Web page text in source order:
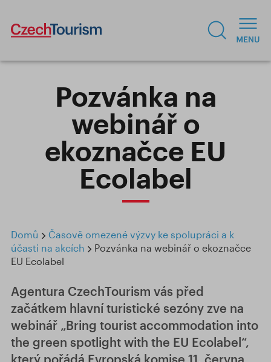
Pozvánka na
webinář o
ekoznačce EU
Ecolabel
Domů
Časově omezené výzvy ke spolupráci a k
účasti na akcích
Pozvánka na webinář o ekoznačce
EU Ecolabel
Agentura CzechTourism vás před
začátkem hlavní turistické sezóny zve na
webinář „Bring tourist accommodation into
the green spotlight with the EU Ecolabel“,
který pořádá Evropská komise 11. června